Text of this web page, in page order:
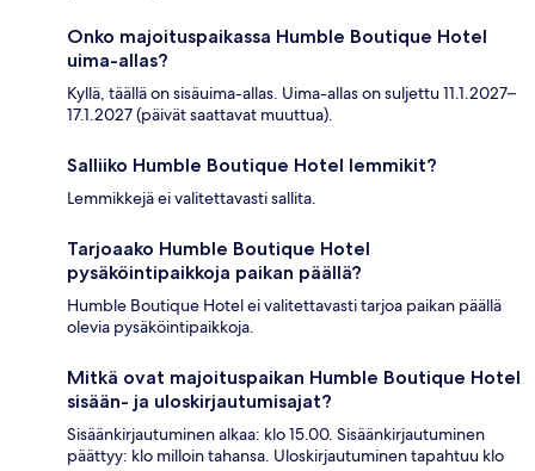
Onko majoituspaikassa Humble Boutique Hotel
uima-allas?
Kyllä, täällä on sisäuima-allas. Uima-allas on suljettu 11.1.2027–
17.1.2027 (päivät saattavat muuttua).
Salliiko Humble Boutique Hotel lemmikit?
Lemmikkejä ei valitettavasti sallita.
Tarjoaako Humble Boutique Hotel
pysäköintipaikkoja paikan päällä?
Humble Boutique Hotel ei valitettavasti tarjoa paikan päällä
olevia pysäköintipaikkoja.
Mitkä ovat majoituspaikan Humble Boutique Hotel
sisään- ja uloskirjautumisajat?
Sisäänkirjautuminen alkaa: klo 15.00. Sisäänkirjautuminen
päättyy: klo milloin tahansa. Uloskirjautuminen tapahtuu klo